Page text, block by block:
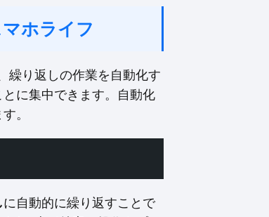
ホライフ
繰り返しの作業を自動化す
に集中できます。自動化
。
に自動的に繰り返すことで